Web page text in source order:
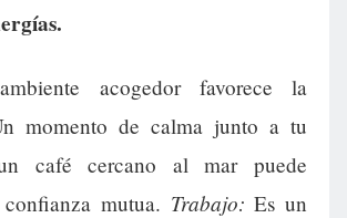
acogedor favorece la
momento de calma junto a tu
café cercano al mar puede
mutua. Trabajo: Es un